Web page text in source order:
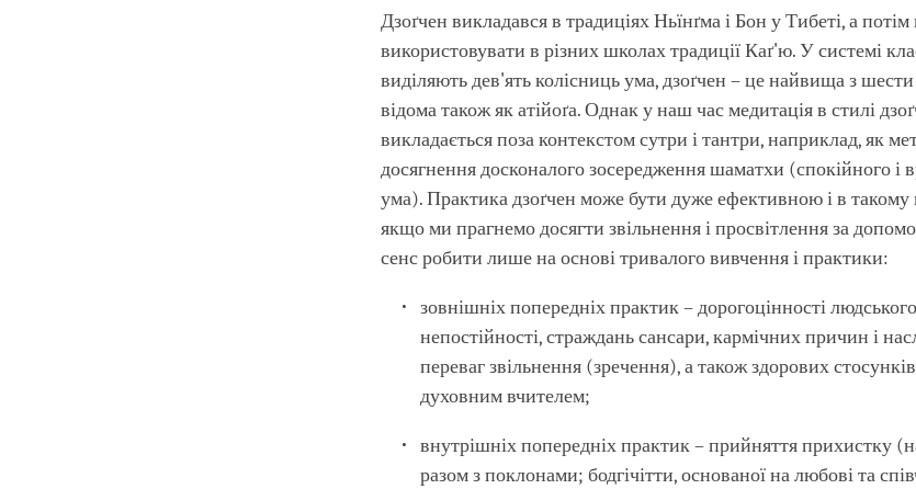
Дзоґчен викладався в традиціях Ньїнґма і Бон у Тибеті, а
використовувати в різних школах традиції Каґ'ю. У системі
виділяють дев'ять колісниць ума, дзоґчен – це найвища з
відома також як атійоґа. Однак у наш час медитація в стилі
викладається поза контекстом сутри і тантри, наприклад, як
досягнення досконалого зосередження шаматхи (спокійного і
ума). Практика дзоґчен може бути дуже ефективною і в такому
якщо ми прагнемо досягти звільнення і просвітлення за
сенс робити лише на основі тривалого вивчення і практики:
зовнішніх попередніх практик – дорогоцінності
непостійності, страждань сансари, кармічних причин і
переваг звільнення (зречення), а також здорових
духовним вчителем;
внутрішніх попередніх практик – прийняття прихистку
разом з поклонами; бодгічітти, основаної на любові та